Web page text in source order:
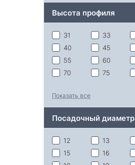
285
295
315
325
Высота профиля
31 33
40
45
55
60
70
75
Показать все
Посадочный диаметр
12 13
15
16